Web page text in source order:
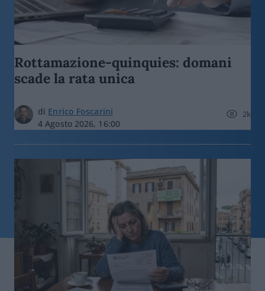
Rottamazione-quinquies: domani
scade la rata unica
di Enrico Foscarini
4 Agosto 2026, 16:00
2k